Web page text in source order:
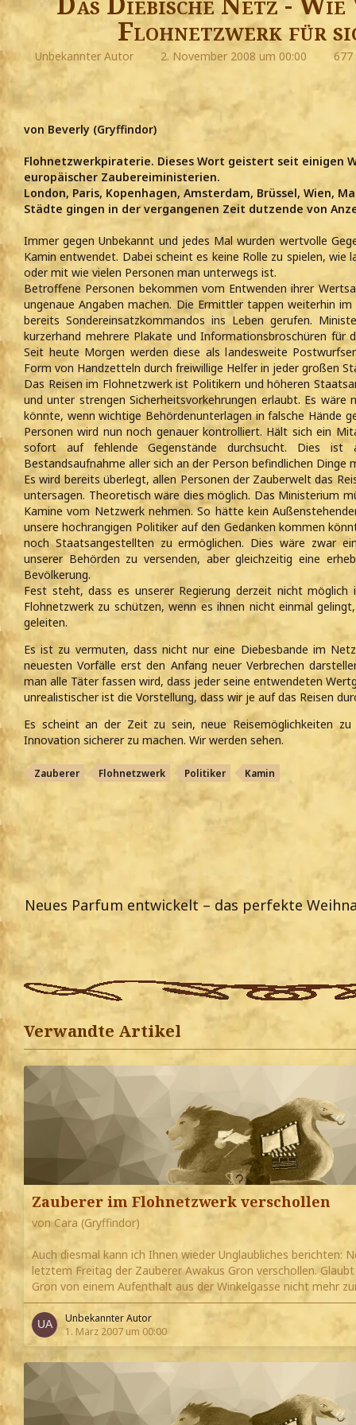
Flohnetzwerk für
Unbekannter Autor 2. November 2008 um 00:00 677
von Beverly (Gryffindor)
Flohnetzwerkpiraterie. Dieses Wort geistert seit einigen
europäischer Zaubereiministerien.
London, Paris, Kopenhagen, Amsterdam, Brüssel, Wien,
Städte gingen in der vergangenen Zeit dutzende von
Immer gegen Unbekannt und jedes Mal wurden wertvolle
Kamin entwendet. Dabei scheint es keine Rolle zu spielen,
oder mit wie vielen Personen man unterwegs ist.
Betroffene Personen bekommen vom Entwenden ihrer
ungenaue Angaben machen. Die Ermittler tappen weiterhin
bereits Sondereinsatzkommandos ins Leben gerufen.
kurzerhand mehrere Plakate und Informationsbroschüren für
Seit heute Morgen werden diese als landesweite
Form von Handzetteln durch freiwillige Helfer in jeder großen
Das Reisen im Flohnetzwerk ist Politikern und höheren
und unter strengen Sicherheitsvorkehrungen erlaubt. Es wäre
könnte, wenn wichtige Behördenunterlagen in falsche Hände
Personen wird nun noch genauer kontrolliert. Hält sich ein
sofort auf fehlende Gegenstände durchsucht. Dies ist
Bestandsaufnahme aller sich an der Person befindlichen Dinge
Es wird bereits überlegt, allen Personen der Zauberwelt das
untersagen. Theoretisch wäre dies möglich. Das Ministerium
Kamine vom Netzwerk nehmen. So hätte kein
unsere hochrangigen Politiker auf den Gedanken kommen
noch Staatsangestellten zu ermöglichen. Dies wäre zwar
unserer Behörden zu versenden, aber gleichzeitig eine
Bevölkerung.
Fest steht, dass es unserer Regierung derzeit nicht
Flohnetzwerk zu schützen, wenn es ihnen nicht einmal
geleiten.
Es ist zu vermuten, dass nicht nur eine Diebesbande im
neuesten Vorfälle erst den Anfang neuer Verbrechen
man alle Täter fassen wird, dass jeder seine entwendeten
unrealistischer ist die Vorstellung, dass wir je auf das Reisen
Es scheint an der Zeit zu sein, neue Reisemöglichkeiten
Innovation sicherer zu machen. Wir werden sehen.
Zauberer Flohnetzwerk Politiker Kamin
Neues Parfum entwickelt – das perfekte
Verwandte Artikel
Zauberer im Flohnetzwerk verschollen
von Cara (Gryffindor)
Auch diesmal kann ich Ihnen wieder Unglaubliches berichten:
letztem Freitag der Zauberer Awakus Gron verschollen.
Gron von einem Aufenthalt aus der Winkelgasse nicht mehr
Unbekannter Autor
1. März 2007 um 00:00